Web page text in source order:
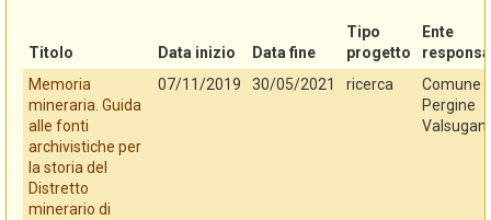
Titolo Data inizio Data fine
Tipo
progetto
Ente
Memoria
mineraria. Guida
alle fonti
archivistiche per
la storia del
Distretto
minerario di
07/11/2019 30/05/2021 ricerca
Comune
Pergine